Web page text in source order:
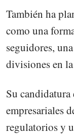
También ha
como una
seguidores,
divisiones en
Su
empresariales
regulatorios y